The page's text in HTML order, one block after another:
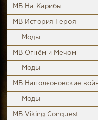
MB На Карибы
MB История Героя
Моды
MB Огнём и Мечом
Моды
MB Наполеоновские
Моды
MB Viking Conquest